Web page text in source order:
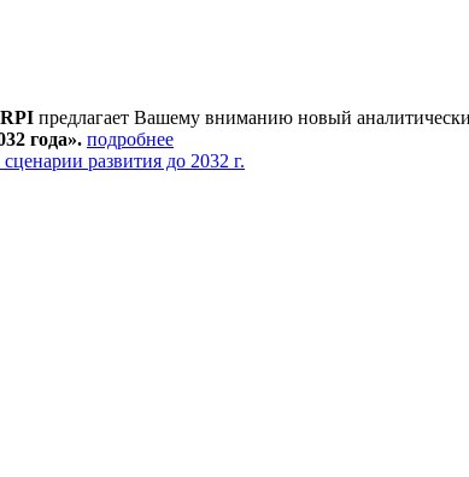
RPI предлагает Вашему вниманию новый
года». подробнее
развития до 2032 г.